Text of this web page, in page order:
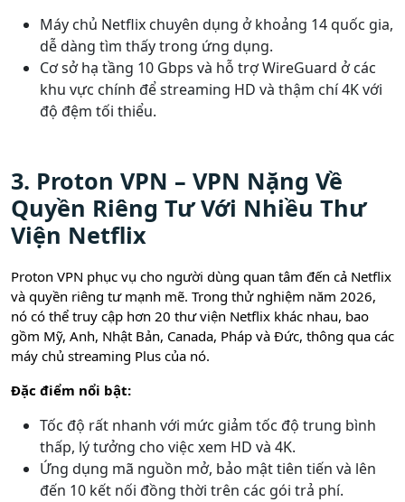
Máy chủ Netflix chuyên dụng ở khoảng 14 quốc gia,
dễ dàng tìm thấy trong ứng dụng.
Cơ sở hạ tầng 10 Gbps và hỗ trợ WireGuard ở các
khu vực chính để streaming HD và thậm chí 4K với
độ đệm tối thiểu.
3. Proton VPN – VPN Nặng Về
Quyền Riêng Tư Với Nhiều Thư
Viện Netflix
Proton VPN phục vụ cho người dùng quan tâm đến cả Netflix
và quyền riêng tư mạnh mẽ. Trong thử nghiệm năm 2026,
nó có thể truy cập hơn 20 thư viện Netflix khác nhau, bao
gồm Mỹ, Anh, Nhật Bản, Canada, Pháp và Đức, thông qua các
máy chủ streaming Plus của nó.
Đặc điểm nổi bật:
Tốc độ rất nhanh với mức giảm tốc độ trung bình
thấp, lý tưởng cho việc xem HD và 4K.
Ứng dụng mã nguồn mở, bảo mật tiên tiến và lên
đến 10 kết nối đồng thời trên các gói trả phí.